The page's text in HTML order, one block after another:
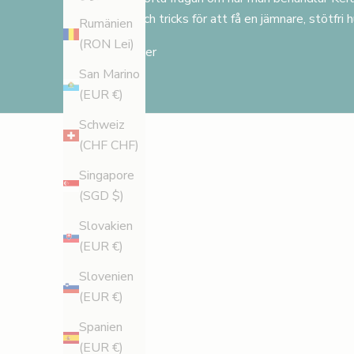
Rumänien
(RON Lei)
San Marino
(EUR €)
Schweiz
(CHF CHF)
Singapore
(SGD $)
Slovakien
(EUR €)
Slovenien
(EUR €)
Spanien
(EUR €)
tips och tricks för att få en jämnare, stötfri
Läs mer
t